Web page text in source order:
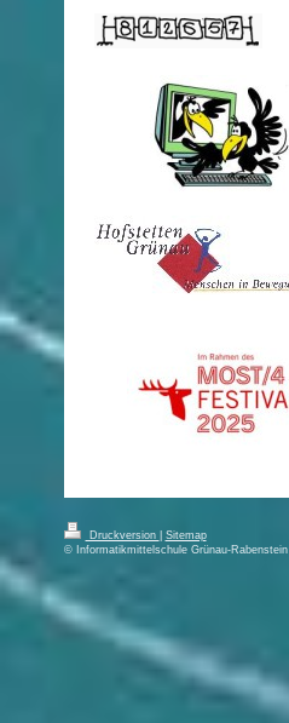
Druckversion
Sitemap
© Informatikmittelschule Grünau-Rabenstein